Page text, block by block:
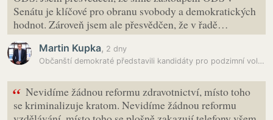
Senátu je klíčové pro obranu svobody a demokratických
hodnot. Zároveň jsem ale přesvědčen, že v řadě…
Martin Kupka, 2 dny
Občanští demokraté představili kandidáty pro podzimní volby
“ Nevidíme žádnou reformu zdravotnictví, místo toho
se kriminalizuje kratom. Nevidíme žádnou reformu